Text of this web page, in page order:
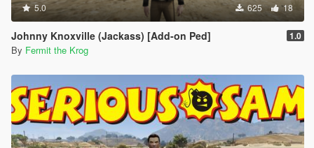
5.0 625 18
Johnny Knoxville (Jackass) [Add-on Ped] 1.0
By Fermit the Krog